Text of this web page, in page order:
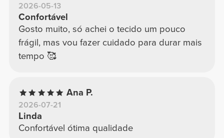
2026-05-13
Confortável
Gosto muito, só achei o tecido um pouco
frágil, mas vou fazer cuidado para durar mais
tempo 🥰
Ana P.
2026-07-21
Linda
Confortável ótima qualidade